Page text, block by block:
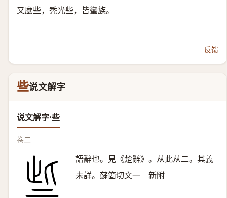
又麼些，禿光些，皆蠻族。
反馈
些说文解字
说文解字·些
卷二
語辭也。見《楚辭》。从此从二。其義
未詳。蘇箇切文一 新附